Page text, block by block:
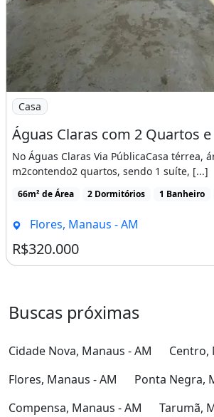
Imagem: Águas Claras com 2 Quartos
Casa
No Águas Claras Via PúblicaCasa térrea,
m2contendo2 quartos, sendo 1 suíte, [...]
66m² de Área 2 Dormitórios 1 Banheiro
Flores, Manaus - AM
R$320.000
Buscas próximas
Cidade Nova, Manaus - AM
Centro,
Flores, Manaus - AM
Ponta Negra,
Compensa, Manaus - AM
Tarumã,